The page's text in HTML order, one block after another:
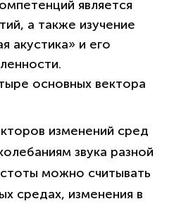
является
а также изучение
акустика» и его
основных вектора
изменений сред
звука разной
можно считывать
средах, изменения в